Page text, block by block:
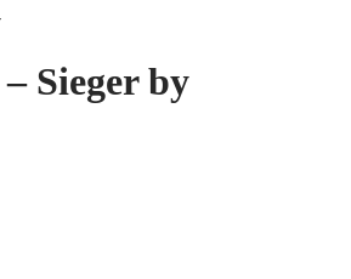
Sieger by